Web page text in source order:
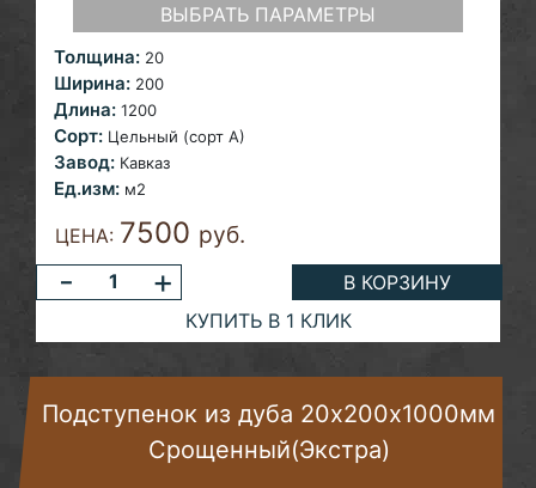
ВЫБРАТЬ ПАРАМЕТРЫ
Толщина: 20
Ширина: 200
Длина: 1200
Сорт: Цельный (сорт А)
Завод: Кавказ
Ед.изм: м2
ЦЕНА: 7500 руб.
- +
В КОРЗИНУ
КУПИТЬ В 1 КЛИК
Подступенок из дуба 20х200х1000мм
Срощенный(Экстра)